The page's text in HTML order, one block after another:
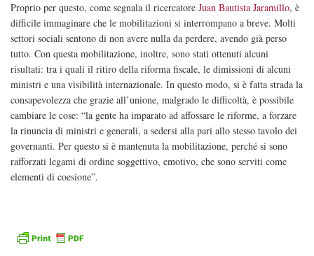
Proprio per questo, come segnala il ricercatore Juan Bautista Jaramillo, è
difficile immaginare che le mobilitazioni si interrompano a breve. Molti
settori sociali sentono di non avere nulla da perdere, avendo già perso
tutto. Con questa mobilitazione, inoltre, sono stati ottenuti alcuni
risultati: tra i quali il ritiro della riforma fiscale, le dimissioni di alcuni
ministri e una visibilità internazionale. In questo modo, si è fatta strada la
consapevolezza che grazie all’unione, malgrado le difficoltà, è possibile
cambiare le cose: “la gente ha imparato ad affossare le riforme, a forzare
la rinuncia di ministri e generali, a sedersi alla pari allo stesso tavolo dei
governanti. Per questo si è mantenuta la mobilitazione, perché si sono
rafforzati legami di ordine soggettivo, emotivo, che sono serviti come
elementi di coesione”.